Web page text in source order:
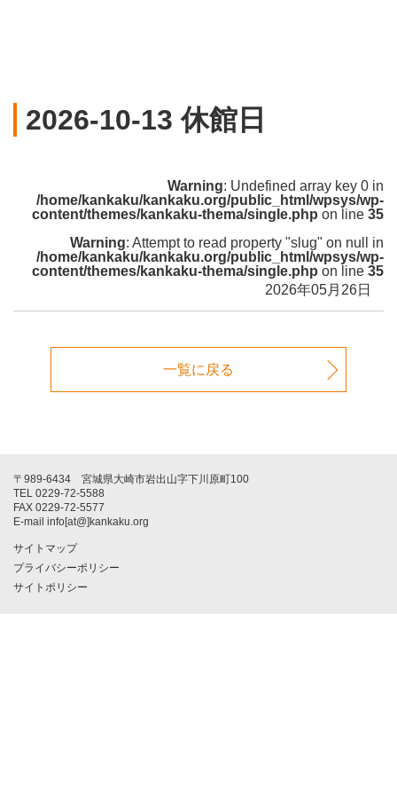
2026-10-13 休館日
Warning: Undefined array key 0 in
/home/kankaku/kankaku.org/public_html/wpsys/wp-
content/themes/kankaku-thema/single.php on line 35
Warning: Attempt to read property "slug" on null in
/home/kankaku/kankaku.org/public_html/wpsys/wp-
content/themes/kankaku-thema/single.php on line 35
2026年05月26日
一覧に戻る
〒989-6434 宮城県大崎市岩出山字下川原町100
TEL 0229-72-5588
FAX 0229-72-5577
E-mail info[at@]kankaku.org
サイトマップ
プライバシーポリシー
サイトポリシー